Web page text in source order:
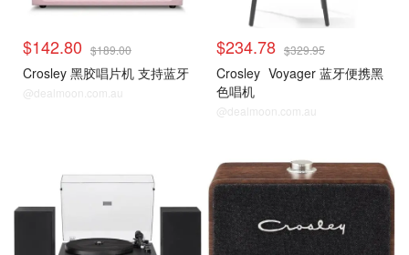
$142.80 $189.00
Crosley 黑胶唱片机 支持蓝牙
@dealmoon.com.au
$234.78 $329.95
Crosley Voyager 蓝牙便携黑
色唱机
@dealmoon.com.au